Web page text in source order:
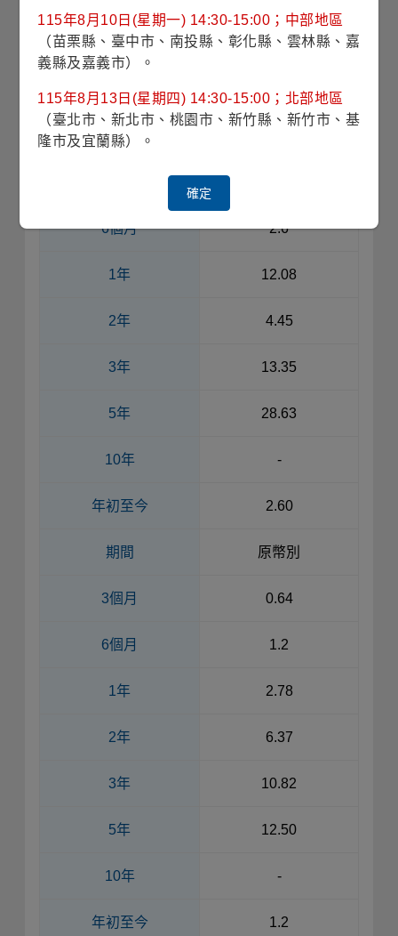
申購請洽銷售機構 銷售機構查詢
期間
6個月 2.6
1年 12.08
2年 4.45
3年 13.35
5年 28.63
10年 -
年初至今 2.60
期間 原幣別
3個月 0.64
6個月 1.2
1年 2.78
2年 6.37
3年 10.82
5年 12.50
10年 -
年初至今 1.2
115年8月10日(星期一) 14:30-15:00；中部地區
（苗栗縣、臺中市、南投縣、彰化縣、雲林縣、嘉
義縣及嘉義市）。
115年8月13日(星期四) 14:30-15:00；北部地區
（臺北市、新北市、桃園市、新竹縣、新竹市、基
隆市及宜蘭縣）。
確定